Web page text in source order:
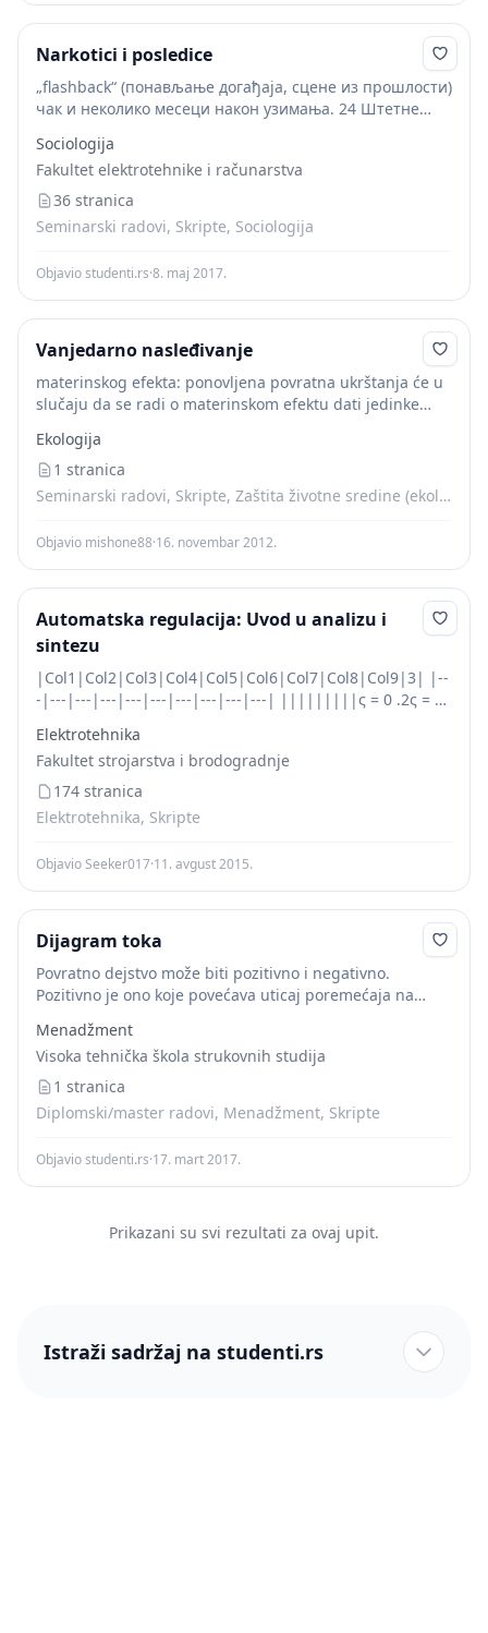
Narkotici i posledice
„flashback“ (понављање догађаја, сцене из прошлости)
чак и неколико месеци након узимања. 24 Штетне
можданог удара; – убрзани рад срца; – сувоћа...
Sociologija
Fakultet elektrotehnike i računarstva
36 stranica
Seminarski radovi, Skripte, Sociologija
Objavio studenti.rs·8. maj 2017.
Vanjedarno nasleđivanje
materinskog efekta: ponovljena povratna ukrštanja će u
slučaju da se radi o materinskom efektu dati jedinke
Ekologija
1 stranica
Seminarski radovi, Skripte, Zaštita životne sredine (ekologija)
Objavio mishone88·16. novembar 2012.
Automatska regulacija: Uvod u analizu i
sintezu
|Col1|Col2|Col3|Col4|Col5|Col6|Col7|Col8|Col9|3| |--
-|---|---|---|---|---|---|---|---|---| |||||||||ς = 0 .2ς = 0
||||||||||| ||||||||||| ||||||||||| |||||||||||
||||||||||| ||||||||||| 0 1 2 3 4 5 6...
Elektrotehnika
Fakultet strojarstva i brodogradnje
174 stranica
Elektrotehnika, Skripte
Objavio Seeker017·11. avgust 2015.
Dijagram toka
Povratno dejstvo može biti pozitivno i negativno.
Pozitivno je ono koje povećava uticaj poremećaja na
na ulaz. Pozitivno kolo povratnog dejstva...
Menadžment
Visoka tehnička škola strukovnih studija
1 stranica
Diplomski/master radovi, Menadžment, Skripte
Objavio studenti.rs·17. mart 2017.
Prikazani su svi rezultati za ovaj upit.
Istraži sadržaj na studenti.rs